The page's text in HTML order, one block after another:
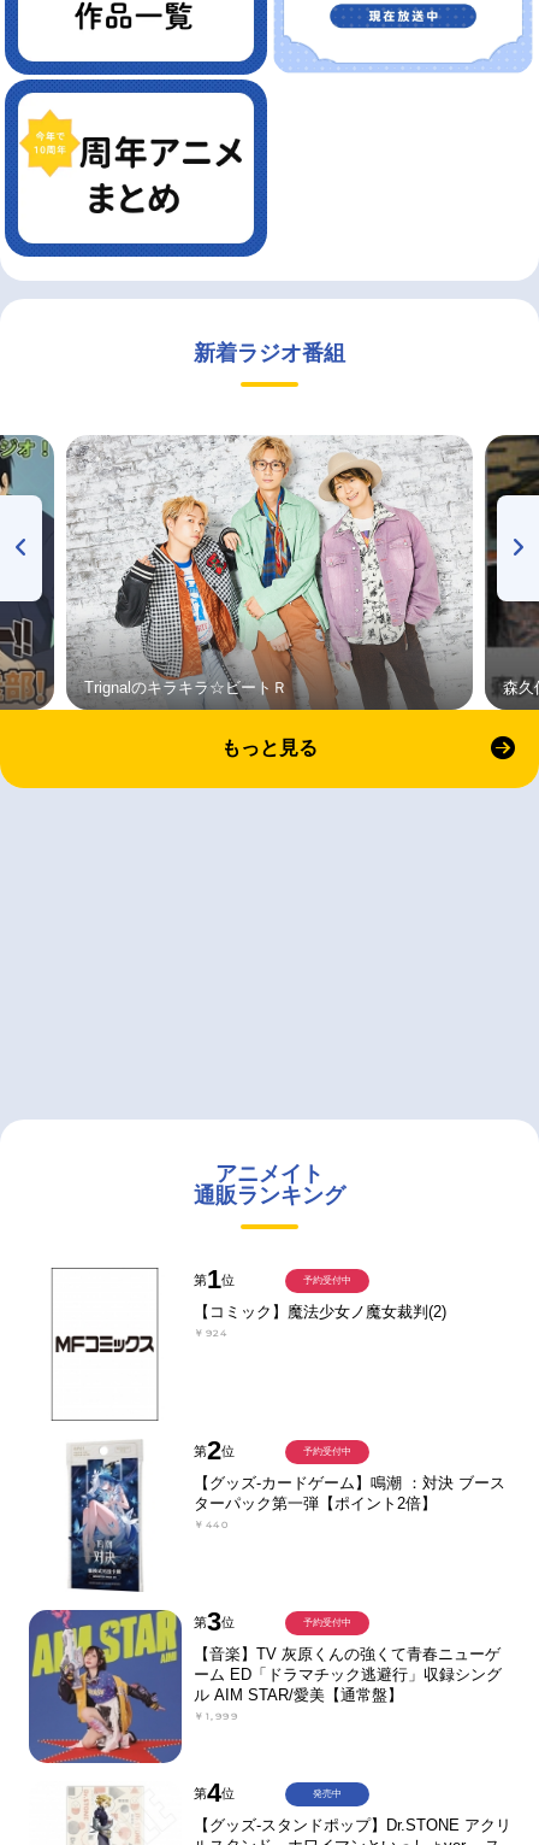
新着ラジオ番組
Trignalのキラキラ☆ビートＲ 森久
もっと見る
アニメイト
通販ランキング
第1位
【コミック】魔法少女ノ魔女裁判(2)
￥924
予約受付中
第2位
【グッズ-カードゲーム】鳴潮 ：対決 ブース
ターパック第一弾【ポイント2倍】
￥440
予約受付中
第3位
【音楽】TV 灰原くんの強くて青春ニューゲ
ーム ED「ドラマチック逃避行」収録シング
ル AIM STAR/愛美【通常盤】
￥1,999
予約受付中
第4位
【グッズ-スタンドポップ】Dr.STONE アクリ
発売中